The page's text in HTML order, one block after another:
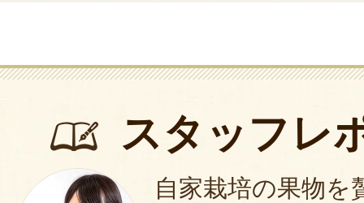
スタッフレ
自家栽培の果物を